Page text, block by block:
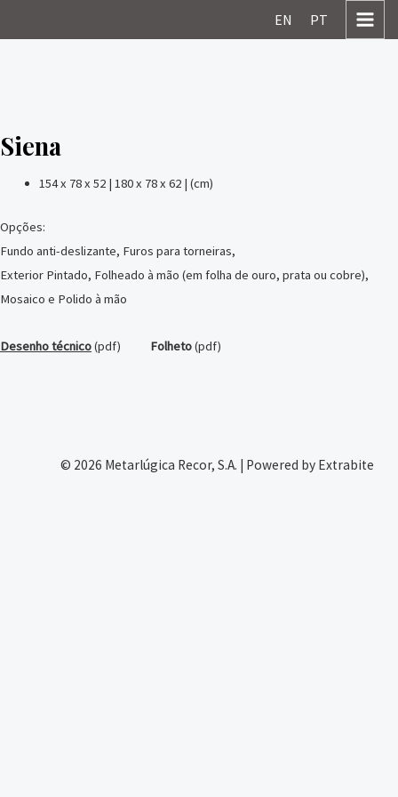
EN PT
Siena
154 x 78 x 52 | 180 x 78 x 62 | (cm)
Opções:
Fundo anti-deslizante, Furos para torneiras,
Exterior Pintado, Folheado à mão (em folha de ouro, prata ou cobre),
Mosaico e Polido à mão
Desenho técnico(pdf) Folheto(pdf)
© 2026 Metarlúgica Recor, S.A. | Powered by Extrabite